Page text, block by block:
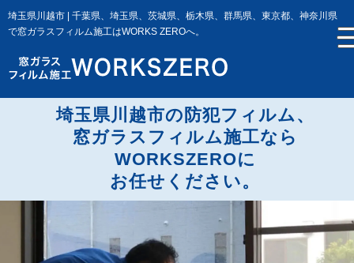
埼玉県川越市 | 千葉県、埼玉県、茨城県、栃木県、群馬県、東京都、神奈川県
で窓ガラスフィルム施工はWORKS ZEROへ。
埼玉県川越市の防犯フィルム、
窓ガラスフィルム施工なら
WORKSZEROに
お任せください。